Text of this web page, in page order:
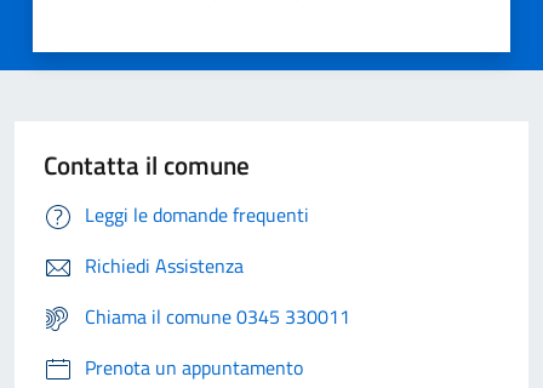
Contatta il comune
Leggi le domande frequenti
Richiedi Assistenza
Chiama il comune 0345 330011
Prenota un appuntamento